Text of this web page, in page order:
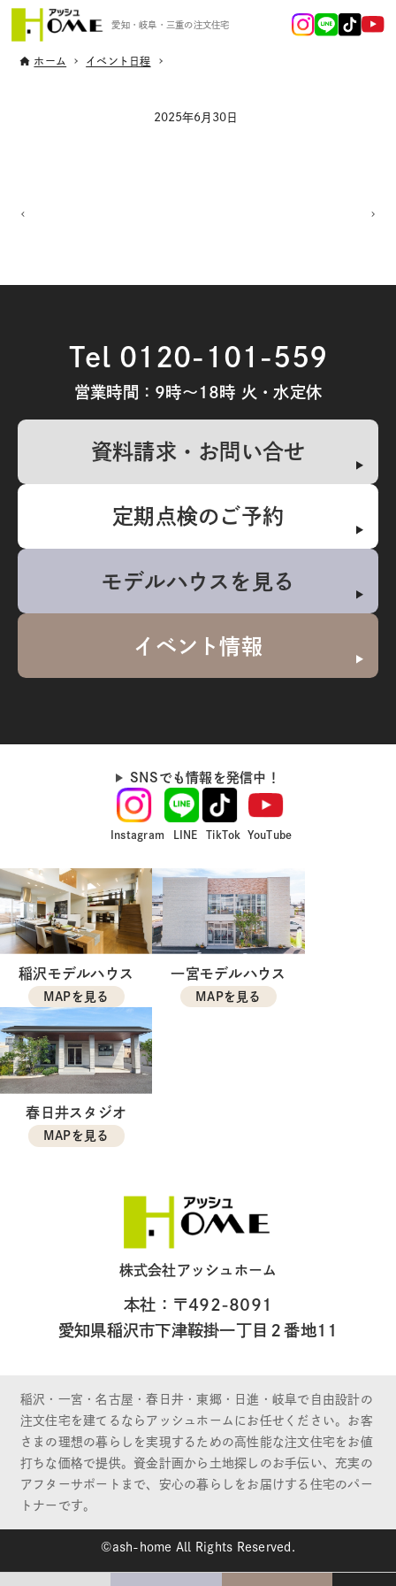
愛知・岐阜・三重の注文住宅
ホーム イベント日程
2025年6月30日
Tel 0120-101-559
営業時間：9時～18時 火・水定休
資料請求・お問い合せ
定期点検のご予約
モデルハウスを見る
イベント情報
SNSでも情報を発信中！
Instagram LINE TikTok YouTube
稲沢モデルハウス
MAPを見る
一宮モデルハウス
MAPを見る
春日井スタジオ
MAPを見る
株式会社アッシュホーム
本社：〒492-8091
愛知県稲沢市下津鞍掛一丁目２番地11
稲沢・一宮・名古屋・春日井・東郷・日進・岐阜で自由設計の
注文住宅を建てるならアッシュホームにお任せください。お客
さまの理想の暮らしを実現するための高性能な注文住宅をお値
打ちな価格で提供。資金計画から土地探しのお手伝い、充実の
アフターサポートまで、安心の暮らしをお届けする住宅のパー
トナーです。
©ash-home All Rights Reserved.